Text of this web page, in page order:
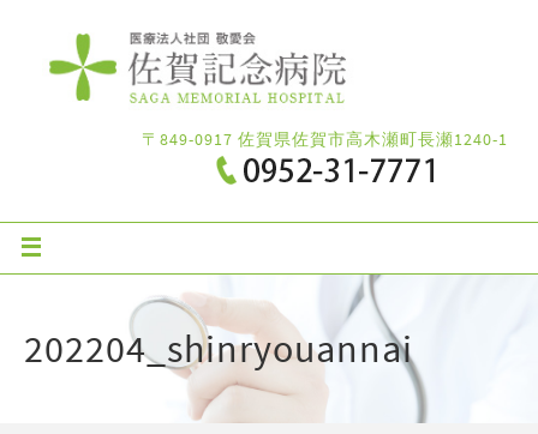
〒849-0917 佐賀県佐賀市高木瀬町長瀬1240-1
202204_shinryouannai